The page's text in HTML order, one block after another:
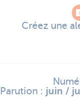
Créez une
Parution : juin /